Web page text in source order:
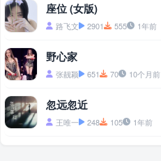
座位 (女版)
路飞文 2901 555 1年前
野心家
张靓颖 651 70 10个月前
忽远忽近
王唯一 248 105 1年前